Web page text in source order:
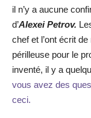
il n’y a aucune
d’Alexei Petrov.
chef et l’ont écrit
périlleuse pour le
inventé, il y a
vous avez des
ceci.